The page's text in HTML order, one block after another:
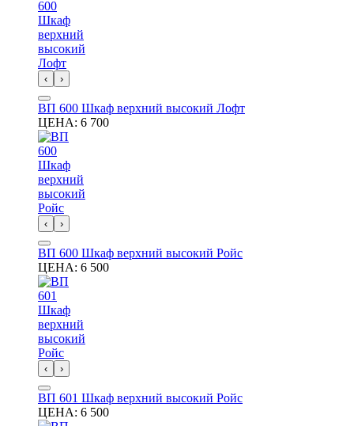
‹ ›
ВП 600 Шкаф верхний высокий Лофт
ЦЕНА: 6 700
‹ ›
ВП 600 Шкаф верхний высокий Ройс
ЦЕНА: 6 500
‹ ›
ВП 601 Шкаф верхний высокий Ройс
ЦЕНА: 6 500